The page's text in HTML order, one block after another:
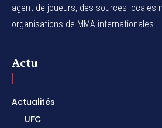
agent de joueurs, des sources locales
organisations de MMA internationales.
Actu
Actualités
UFC